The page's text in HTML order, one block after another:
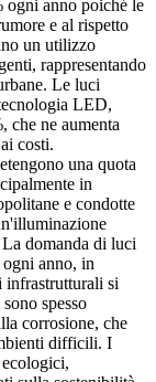
ogni anno poiché le
e al rispetto
un utilizzo
rappresentando
Le luci
LED,
che ne aumenta
costi.
una quota
in
e condotte
domanda di luci
anno, in
infrastrutturali si
spesso
corrosione, che
difficili. I